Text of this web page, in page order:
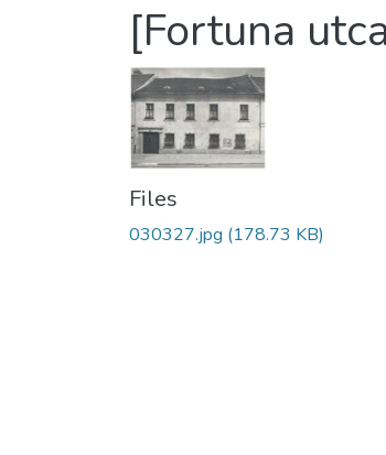
[Fortuna
Files
030327.jpg (178.73 KB)